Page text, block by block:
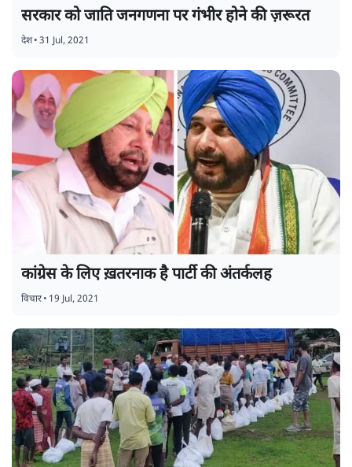
सरकार को जाति जनगणना पर गंभीर होने की ज़रूरत
देश•31 Jul, 2021
कांग्रेस के लिए ख़तरनाक है पार्टी की अंतर्कलह
विचार• 19 Jul, 2021